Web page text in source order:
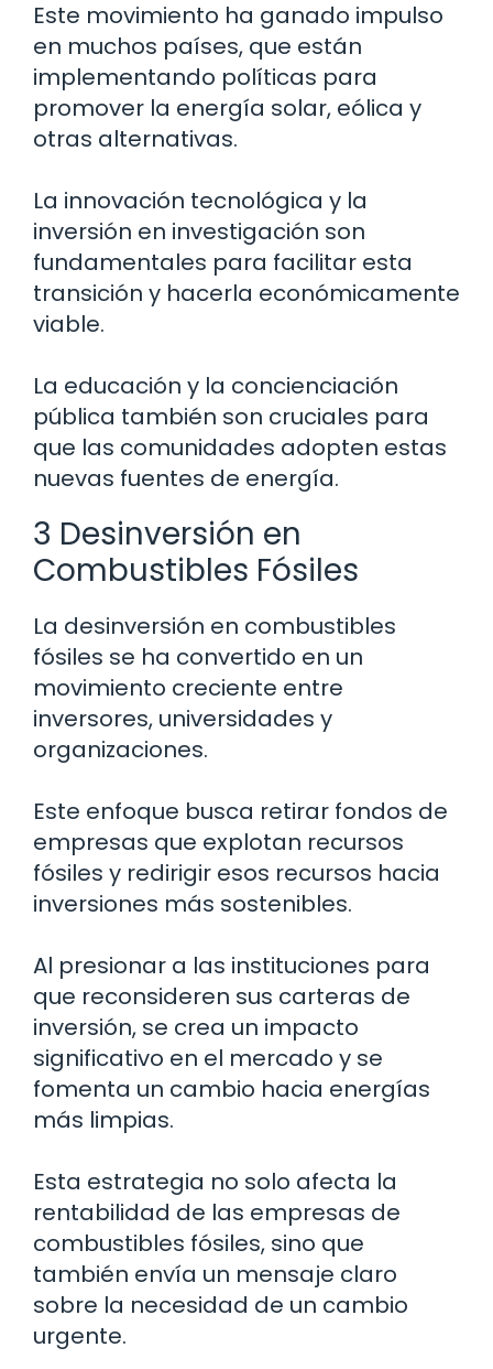
Este movimiento ha ganado impulso
en muchos países, que están
implementando políticas para
promover la energía solar, eólica y
otras alternativas.
La innovación tecnológica y la
inversión en investigación son
fundamentales para facilitar esta
transición y hacerla económicamente
viable.
La educación y la concienciación
pública también son cruciales para
que las comunidades adopten estas
nuevas fuentes de energía.
3 Desinversión en
Combustibles Fósiles
La desinversión en combustibles
fósiles se ha convertido en un
movimiento creciente entre
inversores, universidades y
organizaciones.
Este enfoque busca retirar fondos de
empresas que explotan recursos
fósiles y redirigir esos recursos hacia
inversiones más sostenibles.
Al presionar a las instituciones para
que reconsideren sus carteras de
inversión, se crea un impacto
significativo en el mercado y se
fomenta un cambio hacia energías
más limpias.
Esta estrategia no solo afecta la
rentabilidad de las empresas de
combustibles fósiles, sino que
también envía un mensaje claro
sobre la necesidad de un cambio
urgente.